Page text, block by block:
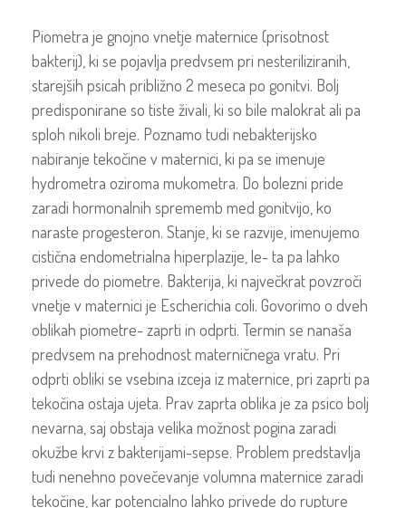
Piometra je gnojno vnetje maternice (prisotnost
bakterij), ki se pojavlja predvsem pri nesteriliziranih,
starejših psicah približno 2 meseca po gonitvi. Bolj
predisponirane so tiste živali, ki so bile malokrat ali pa
sploh nikoli breje. Poznamo tudi nebakterijsko
nabiranje tekočine v maternici, ki pa se imenuje
hydrometra oziroma mukometra. Do bolezni pride
zaradi hormonalnih sprememb med gonitvijo, ko
naraste progesteron. Stanje, ki se razvije, imenujemo
cistična endometrialna hiperplazije, le- ta pa lahko
privede do piometre. Bakterija, ki največkrat povzroči
vnetje v maternici je Escherichia coli. Govorimo o dveh
oblikah piometre- zaprti in odprti. Termin se nanaša
predvsem na prehodnost materničnega vratu. Pri
odprti obliki se vsebina izceja iz maternice, pri zaprti pa
tekočina ostaja ujeta. Prav zaprta oblika je za psico bolj
nevarna, saj obstaja velika možnost pogina zaradi
okužbe krvi z bakterijami-sepse. Problem predstavlja
tudi nenehno povečevanje volumna maternice zaradi
tekočine, kar potencialno lahko privede do rupture